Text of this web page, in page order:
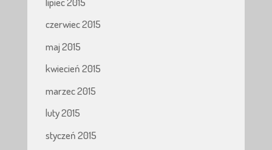
czerwiec 2015
maj 2015
kwiecień 2015
marzec 2015
luty 2015
styczeń 2015